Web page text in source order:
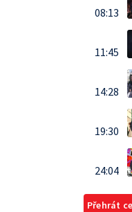
08:13
11:45
14:28
19:30
24:04
Přehrát